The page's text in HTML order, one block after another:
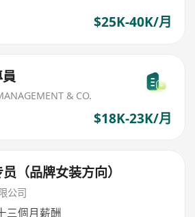
$25K-40K/月
& CO.
$18K-23K/月
（品牌女装方向）
公司
三個月薪酬